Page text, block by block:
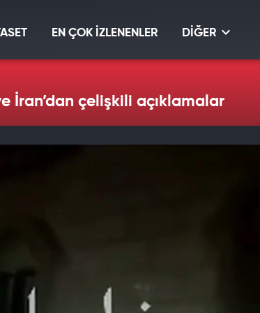
EN ÇOK İZLENENLER DİĞER
İran’dan çelişkili açıklamalar